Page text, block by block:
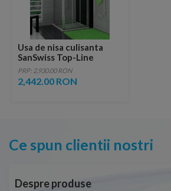
Usa de nisa culisanta
SanSwiss Top-Line
TOPS3 90xH190 cm
PRP: 2,930.00 RON
2,442.00 RON
Ce spun clientii nostri
Despre produse